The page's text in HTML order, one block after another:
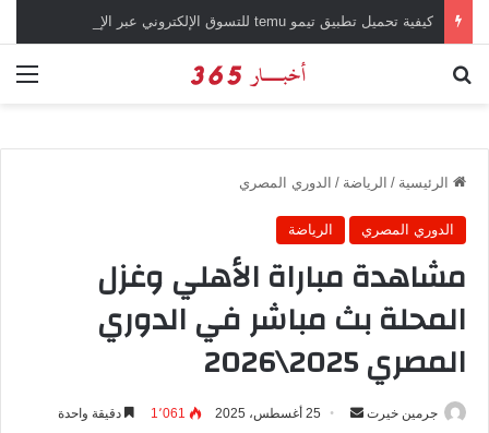
كيفية تحميل تطبيق تيمو temu للتسوق الإلكتروني عبر الإنترنت
الرئيسية / الرياضة / الدوري المصري
الدوري المصري الرياضة
مشاهدة مباراة الأهلي وغزل
المحلة بث مباشر في الدوري
المصري 2025\2026
جرمين خيرت 25 أغسطس، 2025 1٬061 دقيقة واحدة